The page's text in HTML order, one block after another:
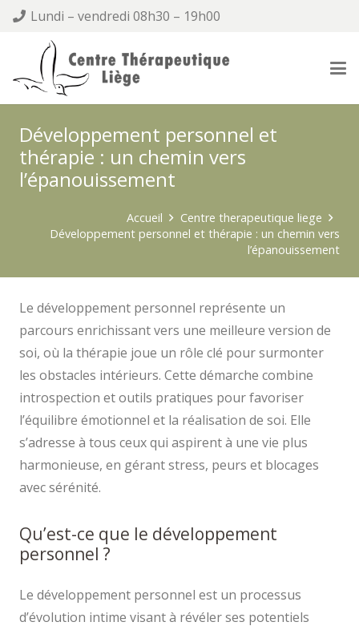
Lundi – vendredi 08h30 – 19h00
Développement personnel et
thérapie : un chemin vers
l’épanouissement
Accueil
Centre therapeutique liege
Développement personnel et thérapie : un chemin vers
l’épanouissement
Le développement personnel représente un
parcours enrichissant vers une meilleure version de
soi, où la thérapie joue un rôle clé pour surmonter
les obstacles intérieurs. Cette démarche combine
introspection et outils pratiques pour favoriser
l’équilibre émotionnel et la réalisation de soi. Elle
s’adresse à tous ceux qui aspirent à une vie plus
harmonieuse, en gérant stress, peurs et blocages
avec sérénité.
Qu’est-ce que le développement
personnel ?
Le développement personnel est un processus
d’évolution intime visant à révéler ses potentiels